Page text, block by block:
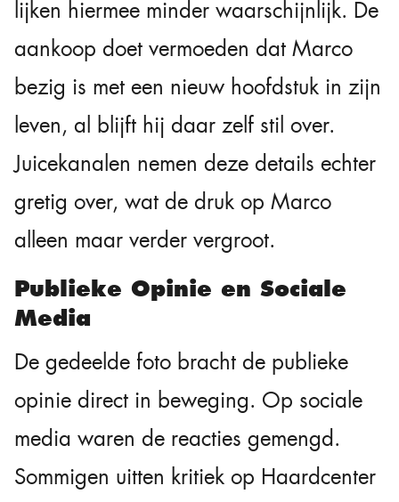
lijken hiermee minder waarschijnlijk. De
aankoop doet vermoeden dat Marco
bezig is met een nieuw hoofdstuk in zijn
leven, al blijft hij daar zelf stil over.
Juicekanalen nemen deze details echter
gretig over, wat de druk op Marco
alleen maar verder vergroot.
Publieke Opinie en Sociale
Media
De gedeelde foto bracht de publieke
opinie direct in beweging. Op sociale
media waren de reacties gemengd.
Sommigen uitten kritiek op Haardcenter